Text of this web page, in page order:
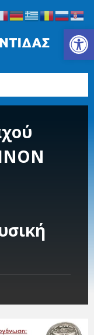
Ανοίξτε τη γραμμή εργαλείων